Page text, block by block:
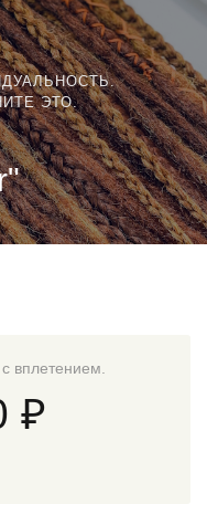
ЭТО.
вплетением.
₽